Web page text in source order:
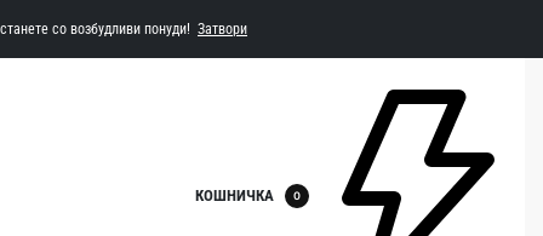
со возбудливи понуди! Затвори
КОШНИЧКА 0